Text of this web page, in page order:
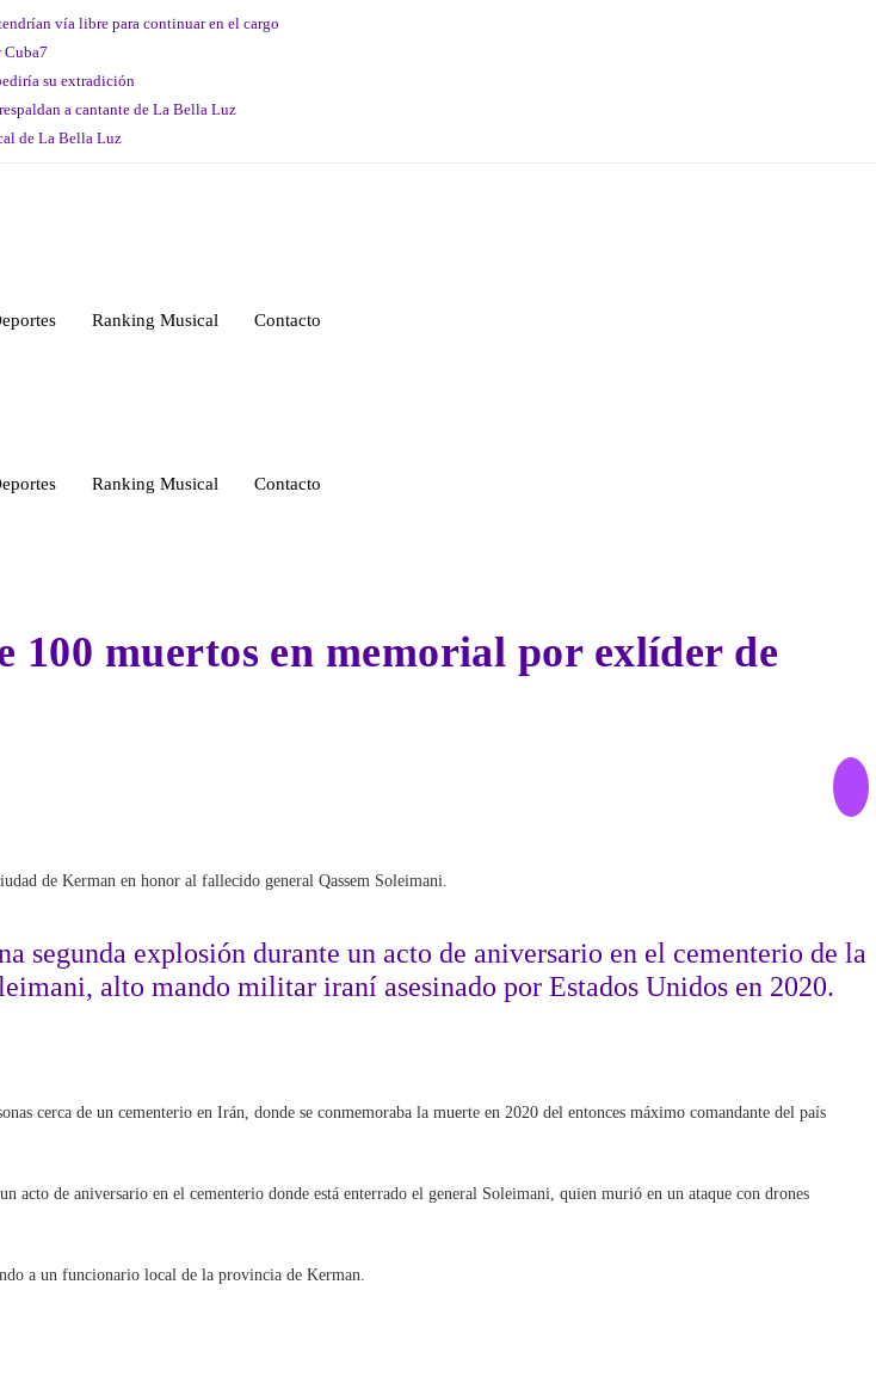
vía libre para continuar en el cargo
Cuba7
su extradición
a cantante de La Bella Luz
de La Bella Luz
Ranking Musical Contacto
Ranking Musical Contacto
muertos en memorial por exlíder de
de Kerman en honor al fallecido general Qassem Soleimani.
explosión durante un acto de aniversario en el cementerio de la
alto mando militar iraní asesinado por Estados Unidos en 2020.
cerca de un cementerio en Irán, donde se conmemoraba la muerte en 2020 del entonces máximo comandante del país
de aniversario en el cementerio donde está enterrado el general Soleimani, quien murió en un ataque con drones
a un funcionario local de la provincia de Kerman.